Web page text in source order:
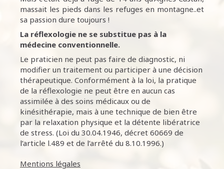
massait les pieds dans les refuges en montagne..et
sa passion dure toujours !
La réflexologie ne se substitue pas à la
médecine conventionnelle.
Le praticien ne peut pas faire de diagnostic, ni
modifier un traitement ou participer à une décision
thérapeutique. Conformément à la loi, la pratique
de la réflexologie ne peut être en aucun cas
assimilée à des soins médicaux ou de
kinésithérapie, mais à une technique de bien être
par la relaxation physique et la détente libératrice
de stress. (Loi du 30.04.1946, décret 60669 de
l’article l.489 et de l’arrêté du 8.10.1996.)
Mentions légales